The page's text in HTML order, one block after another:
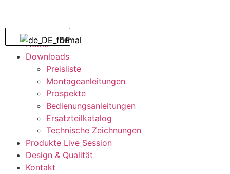
DE
Home
Downloads
Preisliste
Montageanleitungen
Prospekte
Bedienungsanleitungen
Ersatzteilkatalog
Technische Zeichnungen
Produkte Live Session
Design & Qualität
Kontakt